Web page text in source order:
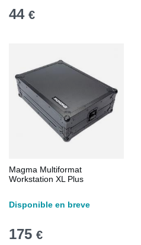
44 €
Magma Multiformat
Workstation XL Plus
Disponible en breve
175 €